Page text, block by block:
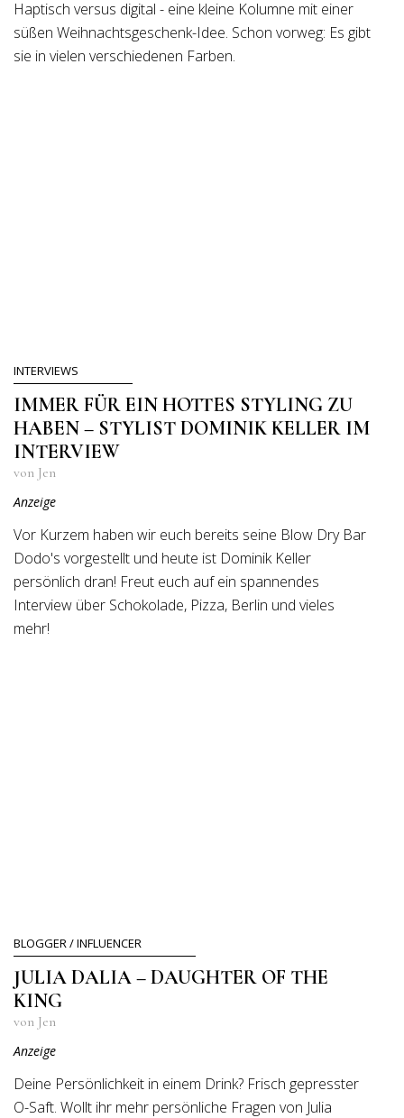
Haptisch versus digital - eine kleine Kolumne mit einer
süßen Weihnachtsgeschenk-Idee. Schon vorweg: Es gibt
sie in vielen verschiedenen Farben.
INTERVIEWS
IMMER FÜR EIN HOTTES STYLING ZU
HABEN – STYLIST DOMINIK KELLER IM
INTERVIEW
von Jen
Anzeige
Vor Kurzem haben wir euch bereits seine Blow Dry Bar
Dodo's vorgestellt und heute ist Dominik Keller
persönlich dran! Freut euch auf ein spannendes
Interview über Schokolade, Pizza, Berlin und vieles
mehr!
BLOGGER / INFLUENCER
JULIA DALIA – DAUGHTER OF THE
KING
von Jen
Anzeige
Deine Persönlichkeit in einem Drink? Frisch gepresster
O-Saft. Wollt ihr mehr persönliche Fragen von Julia